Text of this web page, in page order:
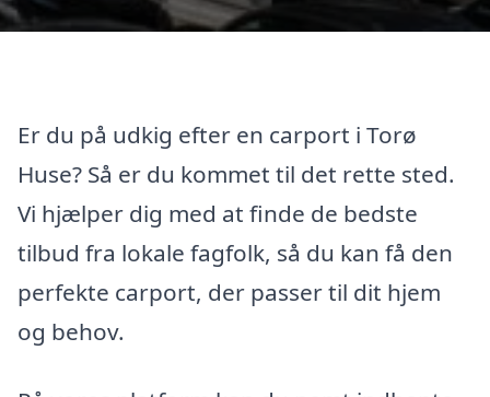
Er du på udkig efter en carport i Torø
Huse? Så er du kommet til det rette sted.
Vi hjælper dig med at finde de bedste
tilbud fra lokale fagfolk, så du kan få den
perfekte carport, der passer til dit hjem
og behov.